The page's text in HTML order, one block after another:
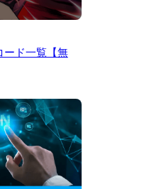
ード一覧【無